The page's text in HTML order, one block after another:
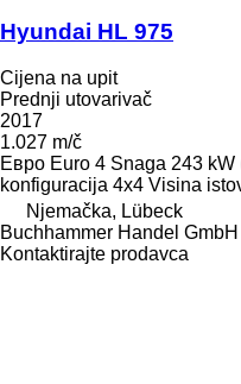
Hyundai HL 975
Cijena na upit
Prednji utovarivač
2017
1.027 m/č
Евро Euro 4 Snaga 243 kW
konfiguracija 4x4 Visina
Njemačka, Lübeck
Buchhammer Handel GmbH
Kontaktirajte prodavca